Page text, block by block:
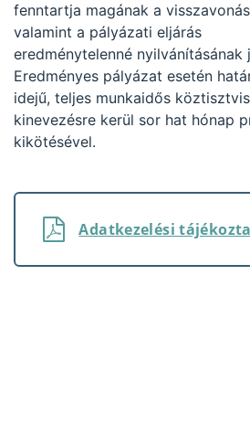
fenntartja magának a
valamint a pályázati eljárás
eredménytelenné nyilvánításának
Eredményes pályázat esetén
idejű, teljes munkaidős
kinevezésre kerül sor hat hónap
kikötésével.
Adatkezelési